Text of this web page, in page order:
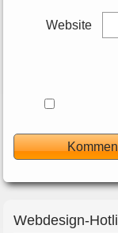
Website
Webdesign-